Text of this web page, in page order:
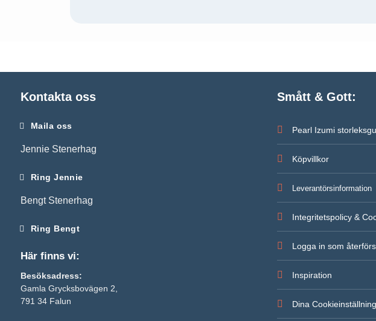
Kontakta oss
Maila oss
Jennie Stenerhag
Ring Jennie
Bengt Stenerhag
Ring Bengt
Här finns vi:
Besöksadress:
Gamla Grycksbovägen 2,
791 34 Falun
Smått & Gott:
Pearl Izumi
Köpvillkor
Leverantörsinformation
Integritetspolicy &
Logga in som
Inspiration
Dina